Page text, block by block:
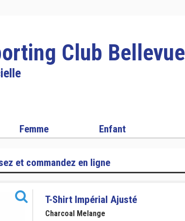
Club Bellevue
Femme Enfant
et commandez en ligne
T-Shirt Impérial Ajusté
Charcoal Melange